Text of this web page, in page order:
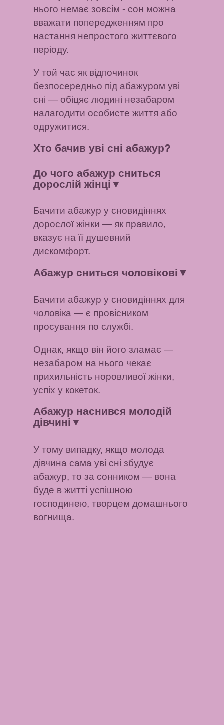
нього немає зовсім - сон можна
вважати попередженням про
настання непростого життєвого
періоду.
У той час як відпочинок
безпосередньо під абажуром уві
сні — обіцяє людині незабаром
налагодити особисте життя або
одружитися.
Хто бачив уві сні абажур?
До чого абажур сниться
дорослій жінці ▼
Бачити абажур у сновидіннях
дорослої жінки — як правило,
вказує на її душевний
дискомфорт.
Абажур сниться чоловікові ▼
Бачити абажур у сновидіннях для
чоловіка — є провісником
просування по службі.
Однак, якщо він його зламає —
незабаром на нього чекає
прихильність норовливої ​​жінки,
успіх у кокеток.
Абажур наснився молодій
дівчині ▼
У тому випадку, якщо молода
дівчина сама уві сні збудує
абажур, то за сонником — вона
буде в житті успішною
господинею, творцем домашнього
вогнища.